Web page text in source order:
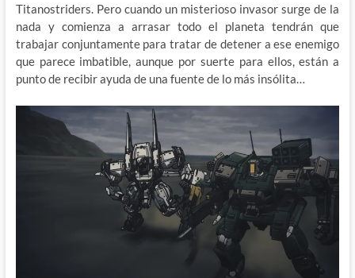
Titanostriders. Pero cuando un misterioso invasor surge de la
nada y comienza a arrasar todo el planeta tendrán que
trabajar conjuntamente para tratar de detener a ese enemigo
que parece imbatible, aunque por suerte para ellos, están a
punto de recibir ayuda de una fuente de lo más insólita…